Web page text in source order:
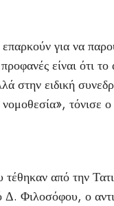
για να
είναι ότι
στην ειδική
τόνισε
από την
Δ. Φιλοσόφου, ο